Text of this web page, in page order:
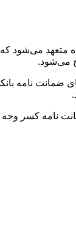
متعهد می‌شود
می‌شود.
ضمانت نامه
نامه کسر